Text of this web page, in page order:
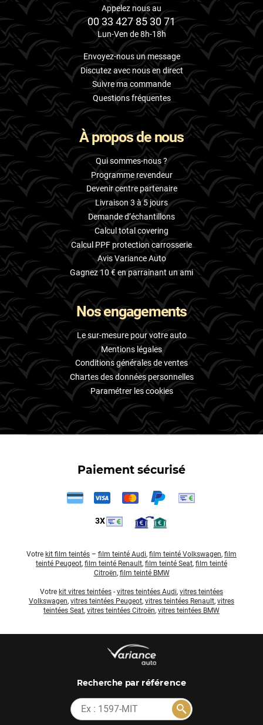
Appelez nous au
00 33 427 85 30 71
Lun-Ven de 8h-18h
Envoyez-nous un message
Discutez avec nous en direct
Suivre ma commande
Questions fréquentes
À propos de nous
Qui sommes-nous ?
Programme revendeur
Devenir centre partenaire
Livraison 3 à 5 jours
Demande d’échantillons
Calcul total covering
Calcul PPF protection carrosserie
Avis Variance Auto
Gagnez 10 € en parrainant un ami
Nos engagements
Le sur-mesure pour votre auto
Mentions légales
Conditions générales de ventes
Chartes des données personnelles
Paramétrer les cookies
Paiement sécurisé
3X
Votre kit film teintés – film teinté Audi, film teinté Volkswagen, film
teinté Peugeot, film teinté Renault, film teinté Seat, film teinté
Citroën, film teinté BMW
Votre kit vitres teintées - vitres teintées Audi, vitres teintées
Volkswagen, vitres teintées Peugeot, vitres teintées Renault, vitres
teintées Seat, vitres teintées Citroën, vitres teintées BMW
Recherchepar référence